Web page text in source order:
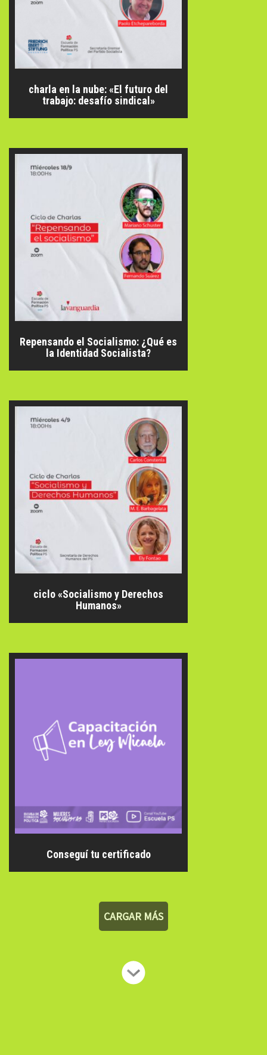
charla en la nube: «El futuro del
trabajo: desafío sindical»
Repensando el Socialismo: ¿Qué es
la Identidad Socialista?
ciclo «Socialismo y Derechos
Humanos»
Conseguí tu certificado
CARGAR MÁS